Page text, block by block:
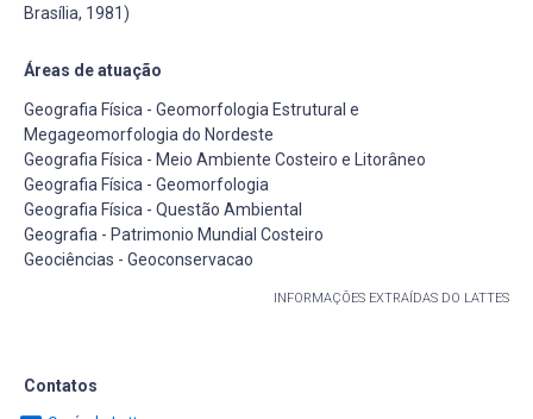
Brasília, 1981)
Áreas de atuação
Geografia Física - Geomorfologia Estrutural e
Megageomorfologia do Nordeste
Geografia Física - Meio Ambiente Costeiro e Litorâneo
Geografia Física - Geomorfologia
Geografia Física - Questão Ambiental
Geografia - Patrimonio Mundial Costeiro
Geociências - Geoconservacao
INFORMAÇÕES EXTRAÍDAS DO LATTES
Contatos